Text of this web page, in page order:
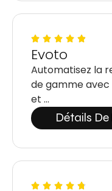
Evoto
Automatisez la
de gamme
et …
Détails